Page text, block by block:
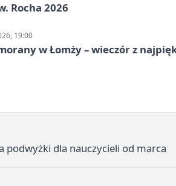
Rocha 2026
19:00
w Łomży – wieczór z
podwyżki dla nauczycieli od marca